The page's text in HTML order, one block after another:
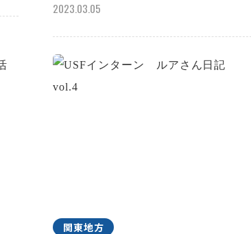
2023.03.05
関東地方